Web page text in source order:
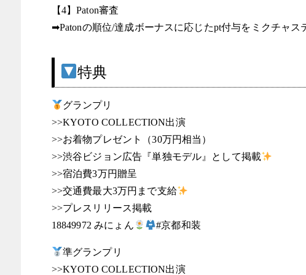
【4】Paton審査
➡︎Patonの順位/達成ボーナスに応じたpt付与をミクチャス
特典
グランプリ
>>KYOTO COLLECTION出演
>>お着物プレゼント（30万円相当）
>>渋谷ビジョン広告『単独モデル』として掲載
>>宿泊費3万円贈呈
>>交通費最大3万円まで支給
>>プレスリリース掲載
18849972 みにょん
#京都和装
準グランプリ
>>KYOTO COLLECTION出演